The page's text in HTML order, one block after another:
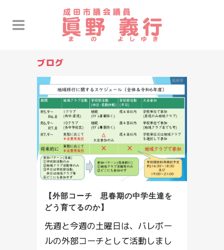
ブログ
【外部コーチ 思春期の中学生達を
どう育てるのか】
先週と今週の土曜日は、バレボー
ルの外部コーチとして活動しまし